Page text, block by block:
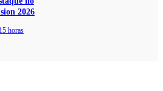
2026
horas